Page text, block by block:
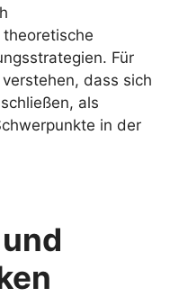
Für
dass sich
als
in der